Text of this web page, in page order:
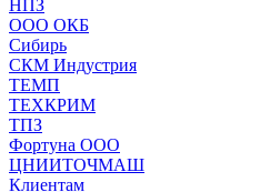
НПЗ
ООО ОКБ
Сибирь
СКМ Индустрия
ТЕМП
ТЕХКРИМ
ТПЗ
Фортуна ООО
ЦНИИТОЧМАШ
Клиентам